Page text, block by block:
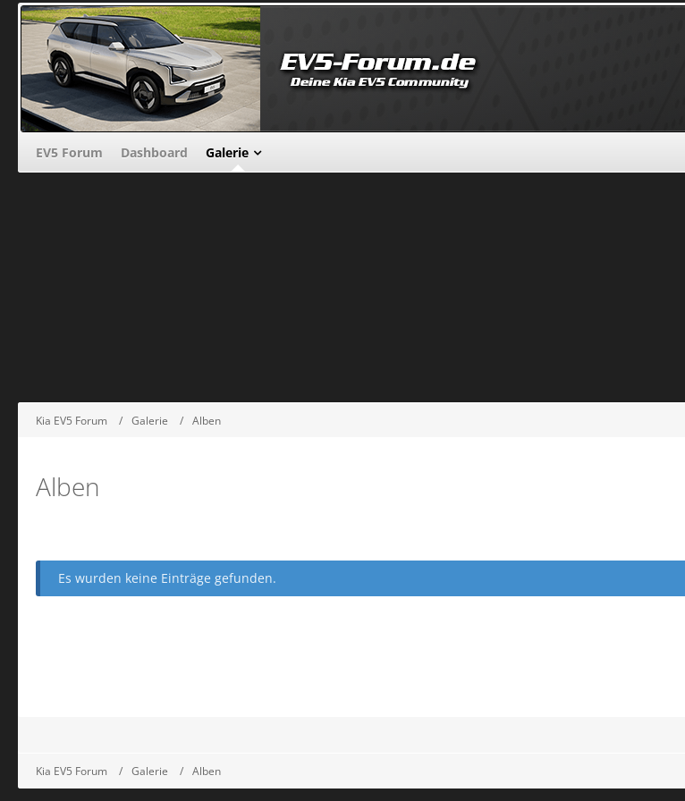
EV5 Forum Dashboard Galerie
Kia EV5 Forum Galerie Alben
Alben
Es wurden keine Einträge gefunden.
Kia EV5 Forum Galerie Alben